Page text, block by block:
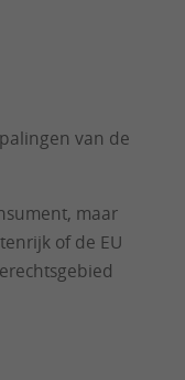
van de
maar
of de EU